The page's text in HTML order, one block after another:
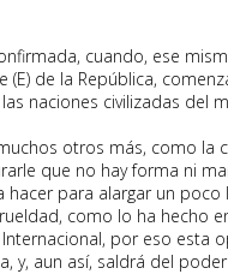
cuando, ese
de la República,
naciones civilizadas del
otros más, como la
que no hay forma ni
para alargar un poco
como lo ha hecho
por eso esta
y, aun así, saldrá del